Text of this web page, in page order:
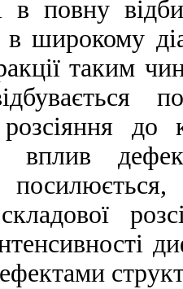
в повну
в широкому
таким
до
складової